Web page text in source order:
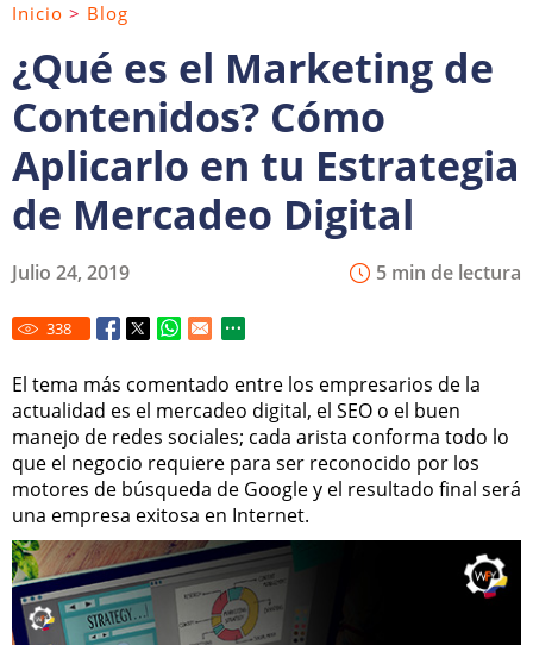
¿Qué es el Marketing de
Contenidos? Cómo
Aplicarlo en tu Estrategia
de Mercadeo Digital
Inicio > Blog
5 min de lectura
Julio 24, 2019
338
El tema más comentado entre los empresarios de la
actualidad es el mercadeo digital, el SEO o el buen
manejo de redes sociales; cada arista conforma todo lo
que el negocio requiere para ser reconocido por los
motores de búsqueda de Google y el resultado final será
una empresa exitosa en Internet.